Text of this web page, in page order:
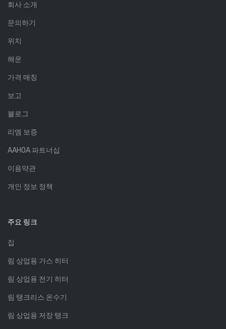
회사 소개
문의하기
위치
해운
가격 매칭
보고
블로그
리엠 보증
AAHOA 파트너십
이용약관
개인 정보 정책
주요 링크
집
림 상업용 가스 히터
림 상업용 전기 히터
림 탱크리스 온수기
림 상업용 저장 탱크